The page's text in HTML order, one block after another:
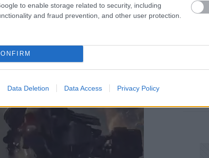
to enable storage related to security, including
and fraud prevention, and other user protection.
Data Deletion Data Access Privacy Policy
történt eset.